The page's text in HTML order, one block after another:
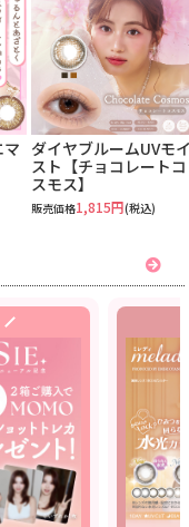
ダイヤブルームUVモ
スト【チョコレートコ
スモス】
販売価格1,815円(税込)